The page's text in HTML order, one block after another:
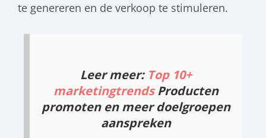
te genereren en de verkoop te stimuleren.
Leer meer: Top 10+
marketingtrends Producten
promoten en meer doelgroepen
aanspreken